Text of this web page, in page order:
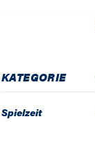
KATEGORIE
Spielzeit